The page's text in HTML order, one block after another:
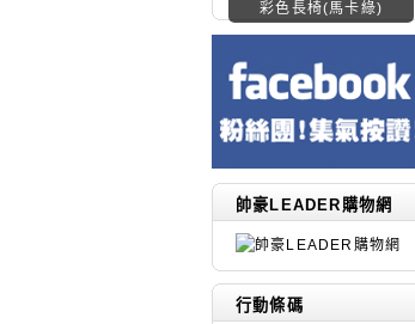
彩色長椅(馬卡綠)
帥豪LEADER購物網
行動條碼